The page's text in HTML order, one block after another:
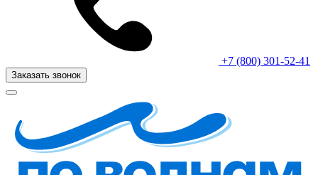
+7 (800) 301-52-41
Заказать звонок